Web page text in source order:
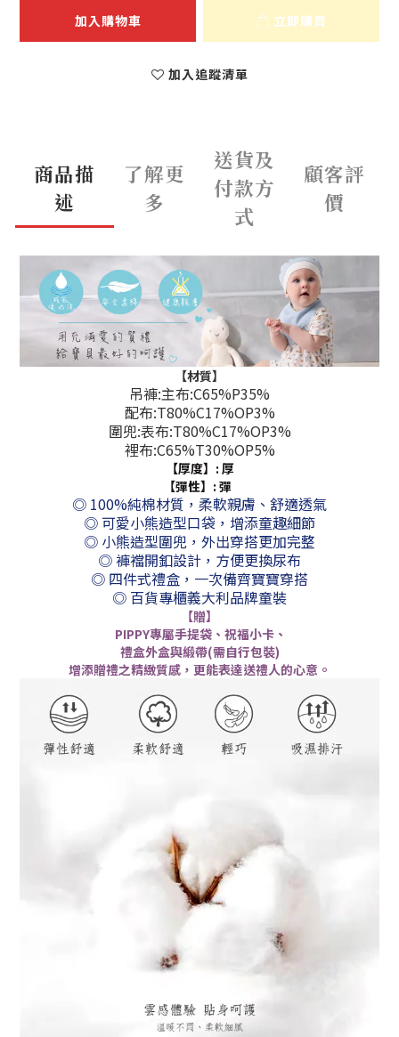
加入購物車 立即購買
加入追蹤清單
商品描
述
了解更
多
送貨及
付款方
式
顧客評
價
【材質】
吊褲:主布:C65%P35%
配布:T80%C17%OP3%
圍兜:表布:T80%C17%OP3%
裡布:C65%T30%OP5%
【厚度】: 厚
【彈性】: 彈
◎ 100%純棉材質，柔軟親膚、舒適透氣
◎ 可愛小熊造型口袋，增添童趣細節
◎ 小熊造型圍兜，外出穿搭更加完整
◎ 褲襠開釦設計，方便更換尿布
◎ 四件式禮盒，一次備齊寶寶穿搭
◎ 百貨專櫃義大利品牌童裝
【贈】
PIPPY專屬手提袋、祝福小卡、
禮盒外盒與緞帶(需自行包裝)
增添贈禮之精緻質感，更能表達送禮人的心意。